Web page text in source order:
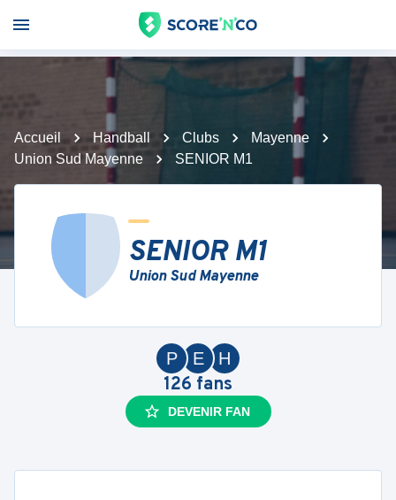
Accueil Handball Clubs
Mayenne
Union Sud Mayenne
SENIOR M1
SENIOR M1
Union Sud Mayenne
H
E
P
126 fans
DEVENIR FAN